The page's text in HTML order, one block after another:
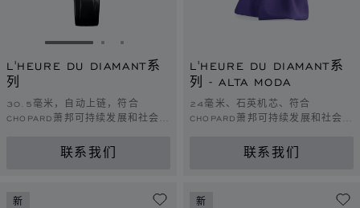
转到幻灯片 1转到幻灯片 2
转到幻灯片 3
L'HEURE DU DIAMANT系
列
30.5毫米，自动上链，符合
CHOPARD萧邦可持续发展和社会责
联系我们
L'HEURE DU DIAMANT系
列 - ALTA MODA
24毫米、石英机芯、符合
CHOPARD萧邦可持续发展和社会责
联系我们
新 新